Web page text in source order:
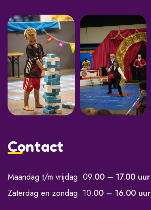
Contact
Maandag t/m vrijdag: 09.00 – 17.00 uur
Zaterdag en zondag: 10.00 – 16.00 uur